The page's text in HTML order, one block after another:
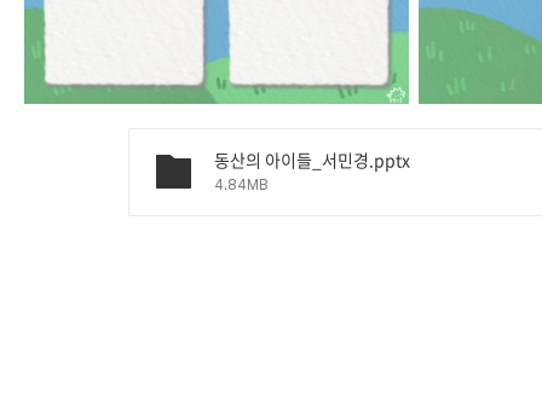
동산의 아이들_서민경.pptx
4.84MB